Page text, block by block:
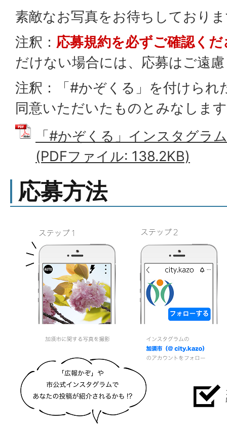
素敵なお写真をお待ちしており
注釈： 応募規約を必ずご確認く
だけない場合には、応募はご遠
注釈：「#かぞくる」を付けられ
同意いただいたものとみなしま
「#かぞくる」インスタグラ
(PDFファイル: 138.2KB)
応募方法